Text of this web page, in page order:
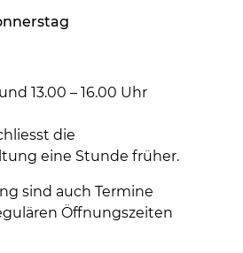
13.00 – 16.00 Uhr
die
eine Stunde früher.
sind auch Termine
Öffnungszeiten